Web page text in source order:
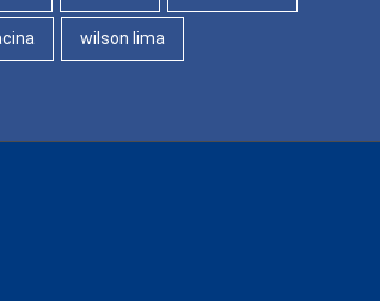
wilson lima